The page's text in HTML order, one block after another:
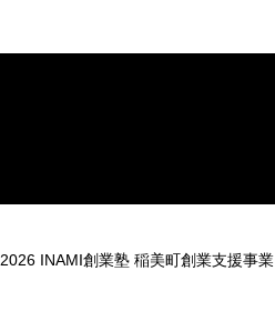
2026 INAMI創業塾 稲美町創業支援事業